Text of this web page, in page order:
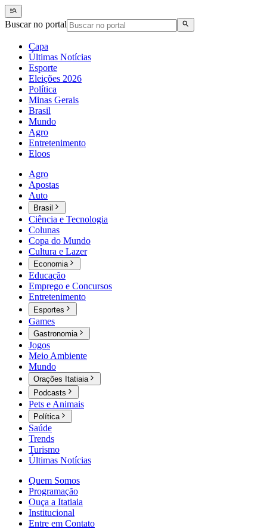
Buscar no portal
Capa
Últimas Notícias
Esporte
Eleições 2026
Política
Minas Gerais
Brasil
Mundo
Agro
Entretenimento
Eloos
Agro
Apostas
Auto
Brasil
Ciência e Tecnologia
Colunas
Copa do Mundo
Cultura e Lazer
Economia
Educação
Emprego e Concursos
Entretenimento
Esportes
Games
Gastronomia
Jogos
Meio Ambiente
Mundo
Orações Itatiaia
Podcasts
Pets e Animais
Política
Saúde
Trends
Turismo
Últimas Notícias
Quem Somos
Programação
Ouça a Itatiaia
Institucional
Entre em Contato